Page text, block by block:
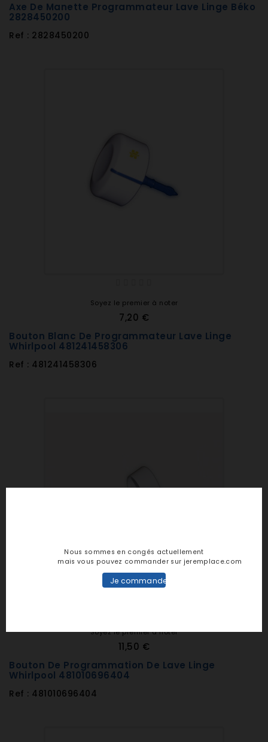
Axe De Manette Programmateur Lave Linge Béko
2828450200
Ref : 2828450200
Soyez le premier à noter
7,20 €
Bouton Blanc De Programmateur Lave Linge
Whirlpool 481241458306
Ref : 481241458306
Soyez le premier à noter
11,50 €
Bouton De Programmation De Lave Linge
Whirlpool 481010696404
Ref : 481010696404
Nous sommes en congés actuellement
mais vous pouvez commander sur jeremplace.com
Je commande